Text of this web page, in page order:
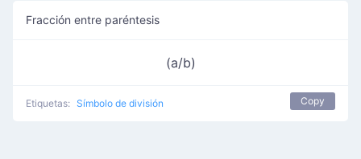
Fracción entre paréntesis
(a/b)
Etiquetas: Símbolo de división Copy